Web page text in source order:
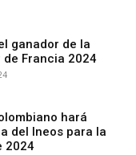
ganador de la
de Francia 2024
hará
del Ineos para la
2024